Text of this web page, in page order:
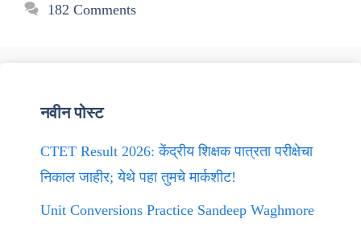
182 Comments
नवीन पोस्ट
CTET Result 2026: केंद्रीय शिक्षक पात्रता परीक्षेचा
निकाल जाहीर; येथे पहा तुमचे मार्कशीट!
Unit Conversions Practice Sandeep Waghmore